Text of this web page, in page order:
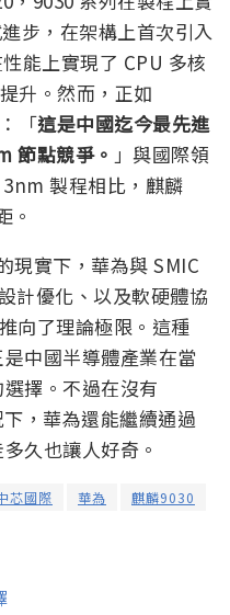
步，在架構上首次引入
能上實現了 CPU 多核
升。然而，正如
「這是中國迄今最先進
節點競爭。 」與國際領
製程相比，麒麟
。
現實下，華為與 SMIC
計優化、以及軟硬體協
向了理論極限。這種
是中國半導體產業在當
擇。不過在沒有
，華為還能繼續通過
久也讓人好奇。
芯國際 華為 麒麟9030